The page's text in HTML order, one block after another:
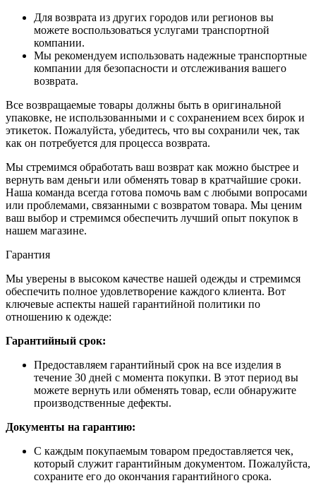
Для возврата из других городов или регионов вы
можете воспользоваться услугами транспортной
компании.
Мы рекомендуем использовать надежные транспортные
компании для безопасности и отслеживания вашего
возврата.
Все возвращаемые товары должны быть в оригинальной
упаковке, не использованными и с сохранением всех бирок и
этикеток. Пожалуйста, убедитесь, что вы сохранили чек, так
как он потребуется для процесса возврата.
Мы стремимся обработать ваш возврат как можно быстрее и
вернуть вам деньги или обменять товар в кратчайшие сроки.
Наша команда всегда готова помочь вам с любыми вопросами
или проблемами, связанными с возвратом товара. Мы ценим
ваш выбор и стремимся обеспечить лучший опыт покупок в
нашем магазине.
Гарантия
Мы уверены в высоком качестве нашей одежды и стремимся
обеспечить полное удовлетворение каждого клиента. Вот
ключевые аспекты нашей гарантийной политики по
отношению к одежде:
Гарантийный срок:
Предоставляем гарантийный срок на все изделия в
течение 30 дней с момента покупки. В этот период вы
можете вернуть или обменять товар, если обнаружите
производственные дефекты.
Документы на гарантию:
С каждым покупаемым товаром предоставляется чек,
который служит гарантийным документом. Пожалуйста,
сохраните его до окончания гарантийного срока.